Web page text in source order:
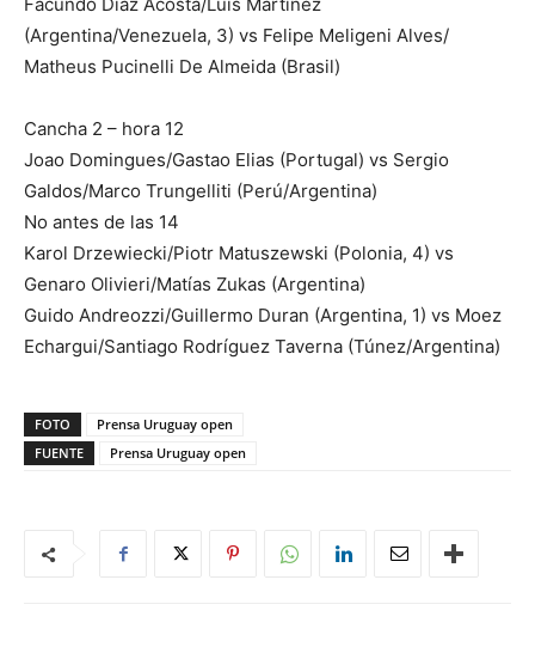
Facundo Diaz Acosta/Luis Martínez
(Argentina/Venezuela, 3) vs Felipe Meligeni Alves/
Matheus Pucinelli De Almeida (Brasil)
Cancha 2 – hora 12
Joao Domingues/Gastao Elias (Portugal) vs Sergio
Galdos/Marco Trungelliti (Perú/Argentina)
No antes de las 14
Karol Drzewiecki/Piotr Matuszewski (Polonia, 4) vs
Genaro Olivieri/Matías Zukas (Argentina)
Guido Andreozzi/Guillermo Duran (Argentina, 1) vs Moez
Echargui/Santiago Rodríguez Taverna (Túnez/Argentina)
FOTO
Prensa Uruguay open
FUENTE
Prensa Uruguay open